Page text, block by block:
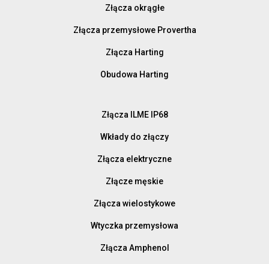
Złącza okrągłe
Złącza przemysłowe Provertha
Złącza Harting
Obudowa Harting
Złącza ILME IP68
Wkłady do złączy
Złącza elektryczne
Złącze męskie
Złącza wielostykowe
Wtyczka przemysłowa
Złącza Amphenol